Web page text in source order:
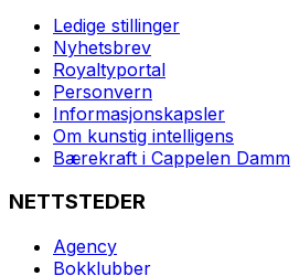
Ledige stillinger
Nyhetsbrev
Royaltyportal
Personvern
Informasjonskapsler
Om kunstig intelligens
Bærekraft i Cappelen Damm
NETTSTEDER
Agency
Bokklubber